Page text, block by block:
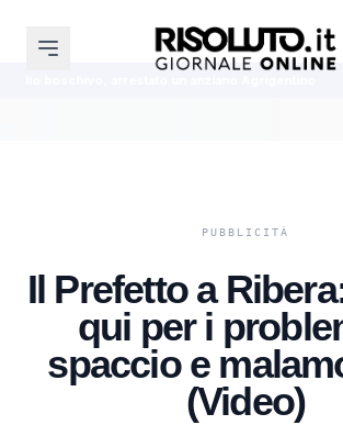
Il Prefetto a
qui per i
spaccio e
(Video)